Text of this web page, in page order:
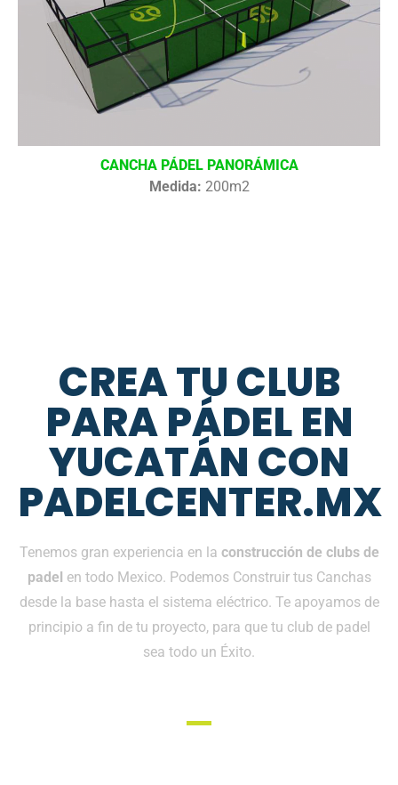
CANCHA PÁDEL PANORÁMICA
Medida: 200m2
CREA TU CLUB
PARA PÁDEL EN
YUCATÁN CON
PADELCENTER.MX
Tenemos gran experiencia en la construcción de clubs de
padel en todo Mexico. Podemos Construir tus Canchas
desde la base hasta el sistema eléctrico. Te apoyamos de
principio a fin de tu proyecto, para que tu club de padel
sea todo un Éxito.